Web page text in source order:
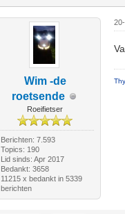
Wim -de
roetsende
Roeifietser
Berichten: 7.593
Topics: 190
Lid sinds: Apr 2017
Bedankt: 3658
11215 x bedankt in 5339
berichten